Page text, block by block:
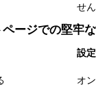
せん
ージでの堅牢
設
オ